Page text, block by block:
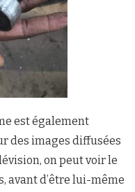
est également
des images diffusées
on peut voir le
avant d’être lui-même